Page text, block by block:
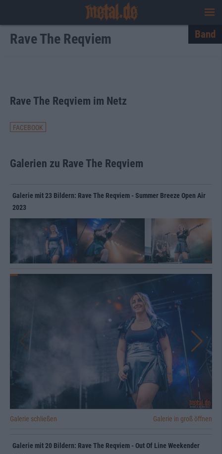
Rave The Reqviem Band
Rave The Reqviem im Netz
FACEBOOK
Galerien zu Rave The Reqviem
Galerie mit 23 Bildern: Rave The Reqviem - Summer Breeze Open Air
2023
Galerie schließen Galerie in groß öffnen
Galerie mit 20 Bildern: Rave The Reqviem - Out Of Line Weekender